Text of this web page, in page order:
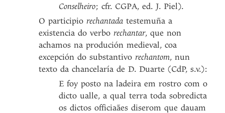
Conselheiro; cfr. CGPA, ed. J. Piel).
O participiorechantadatestemuña a
existencia do verborechantar, que non
achamos na produción medieval, coa
excepción do substantivorechantom, nun
texto da chancelaría de D. Duarte (CdP, s.v.):
E foy posto na ladeira em rostro com o
dicto ualle, a qual terra toda sobredicta
os dictos officiaães diserom que dauam